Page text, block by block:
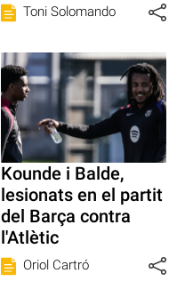
Toni Solomando
Kounde i Balde,
lesionats en el partit
del Barça contra
l'Atlètic
Oriol Cartró